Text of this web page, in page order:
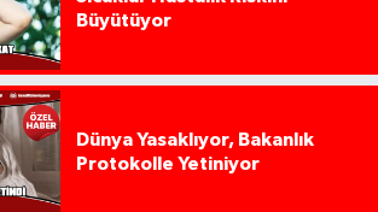
Büyütüyor
Dünya Yasaklıyor, Bakanlık
Protokolle Yetiniyor